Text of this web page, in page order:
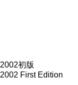
2002初版
2002 First Edition